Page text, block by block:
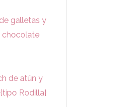
galletas y
chocolate
de atún y
Rodilla}